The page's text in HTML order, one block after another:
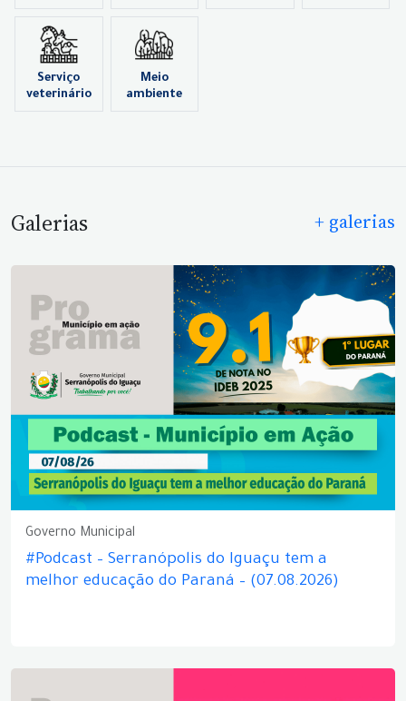
Serviço
veterinário
Meio
ambiente
Galerias + galerias
Governo Municipal
#Podcast – Serranópolis do Iguaçu tem a
melhor educação do Paraná – (07.08.2026)